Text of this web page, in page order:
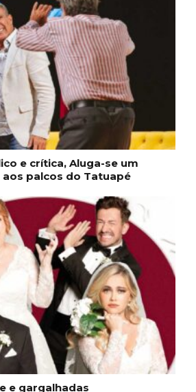
e crítica, Aluga-se um
palcos do Tatuapé
e gargalhadas